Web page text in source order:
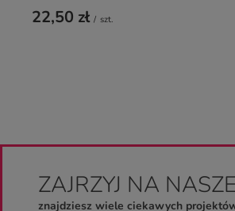
22,50 zł / szt.
ZAJRZYJ NA
znajdziesz wiele ciekawych